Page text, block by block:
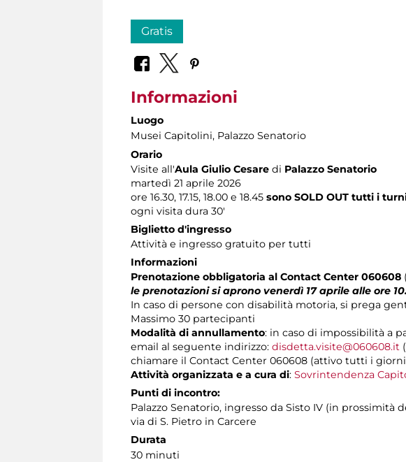
Gratis
Informazioni
Luogo
Musei Capitolini, Palazzo Senatorio
Orario
Visite all'Aula Giulio Cesare di Palazzo Senatorio
martedì 21 aprile 2026
ore 16.30, 17.15, 18.00 e 18.45 sono SOLD OUT tutti i
ogni visita dura 30'
Biglietto d'ingresso
Attività e ingresso gratuito per tutti
Informazioni
Prenotazione obbligatoria al Contact Center 060608
le prenotazioni si aprono venerdì 17 aprile alle ore
In caso di persone con disabilità motoria, si prega
Massimo 30 partecipanti
Modalità di annullamento: in caso di impossibilità a
email al seguente indirizzo: disdetta.visite@060608.it
chiamare il Contact Center 060608 (attivo tutti i giorni
Attività organizzata e a cura di: Sovrintendenza
Punti di incontro:
Palazzo Senatorio, ingresso da Sisto IV (in prossimità
via di S. Pietro in Carcere
Durata
30 minuti